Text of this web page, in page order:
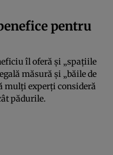
pentru
îl oferă și „spațiile
măsură și „băile de
mulți experți consideră
pădurile.